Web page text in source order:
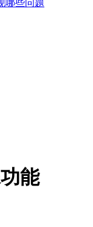
哪些问题
能